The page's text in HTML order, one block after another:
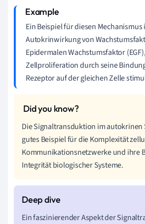
Ein Beispiel für diesen Mechanismus
Autokrinwirkung von
Epidermalen Wachstumsfaktor
Zellproliferation durch seine
Rezeptor auf der gleichen Zelle
Die Signaltransduktion im autokrinen
gutes Beispiel für die Komplexität
Kommunikationsnetzwerke und ihre
Integrität biologischer Systeme.
Ein faszinierender Aspekt der